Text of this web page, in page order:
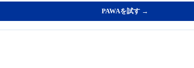
PAWAを試す →